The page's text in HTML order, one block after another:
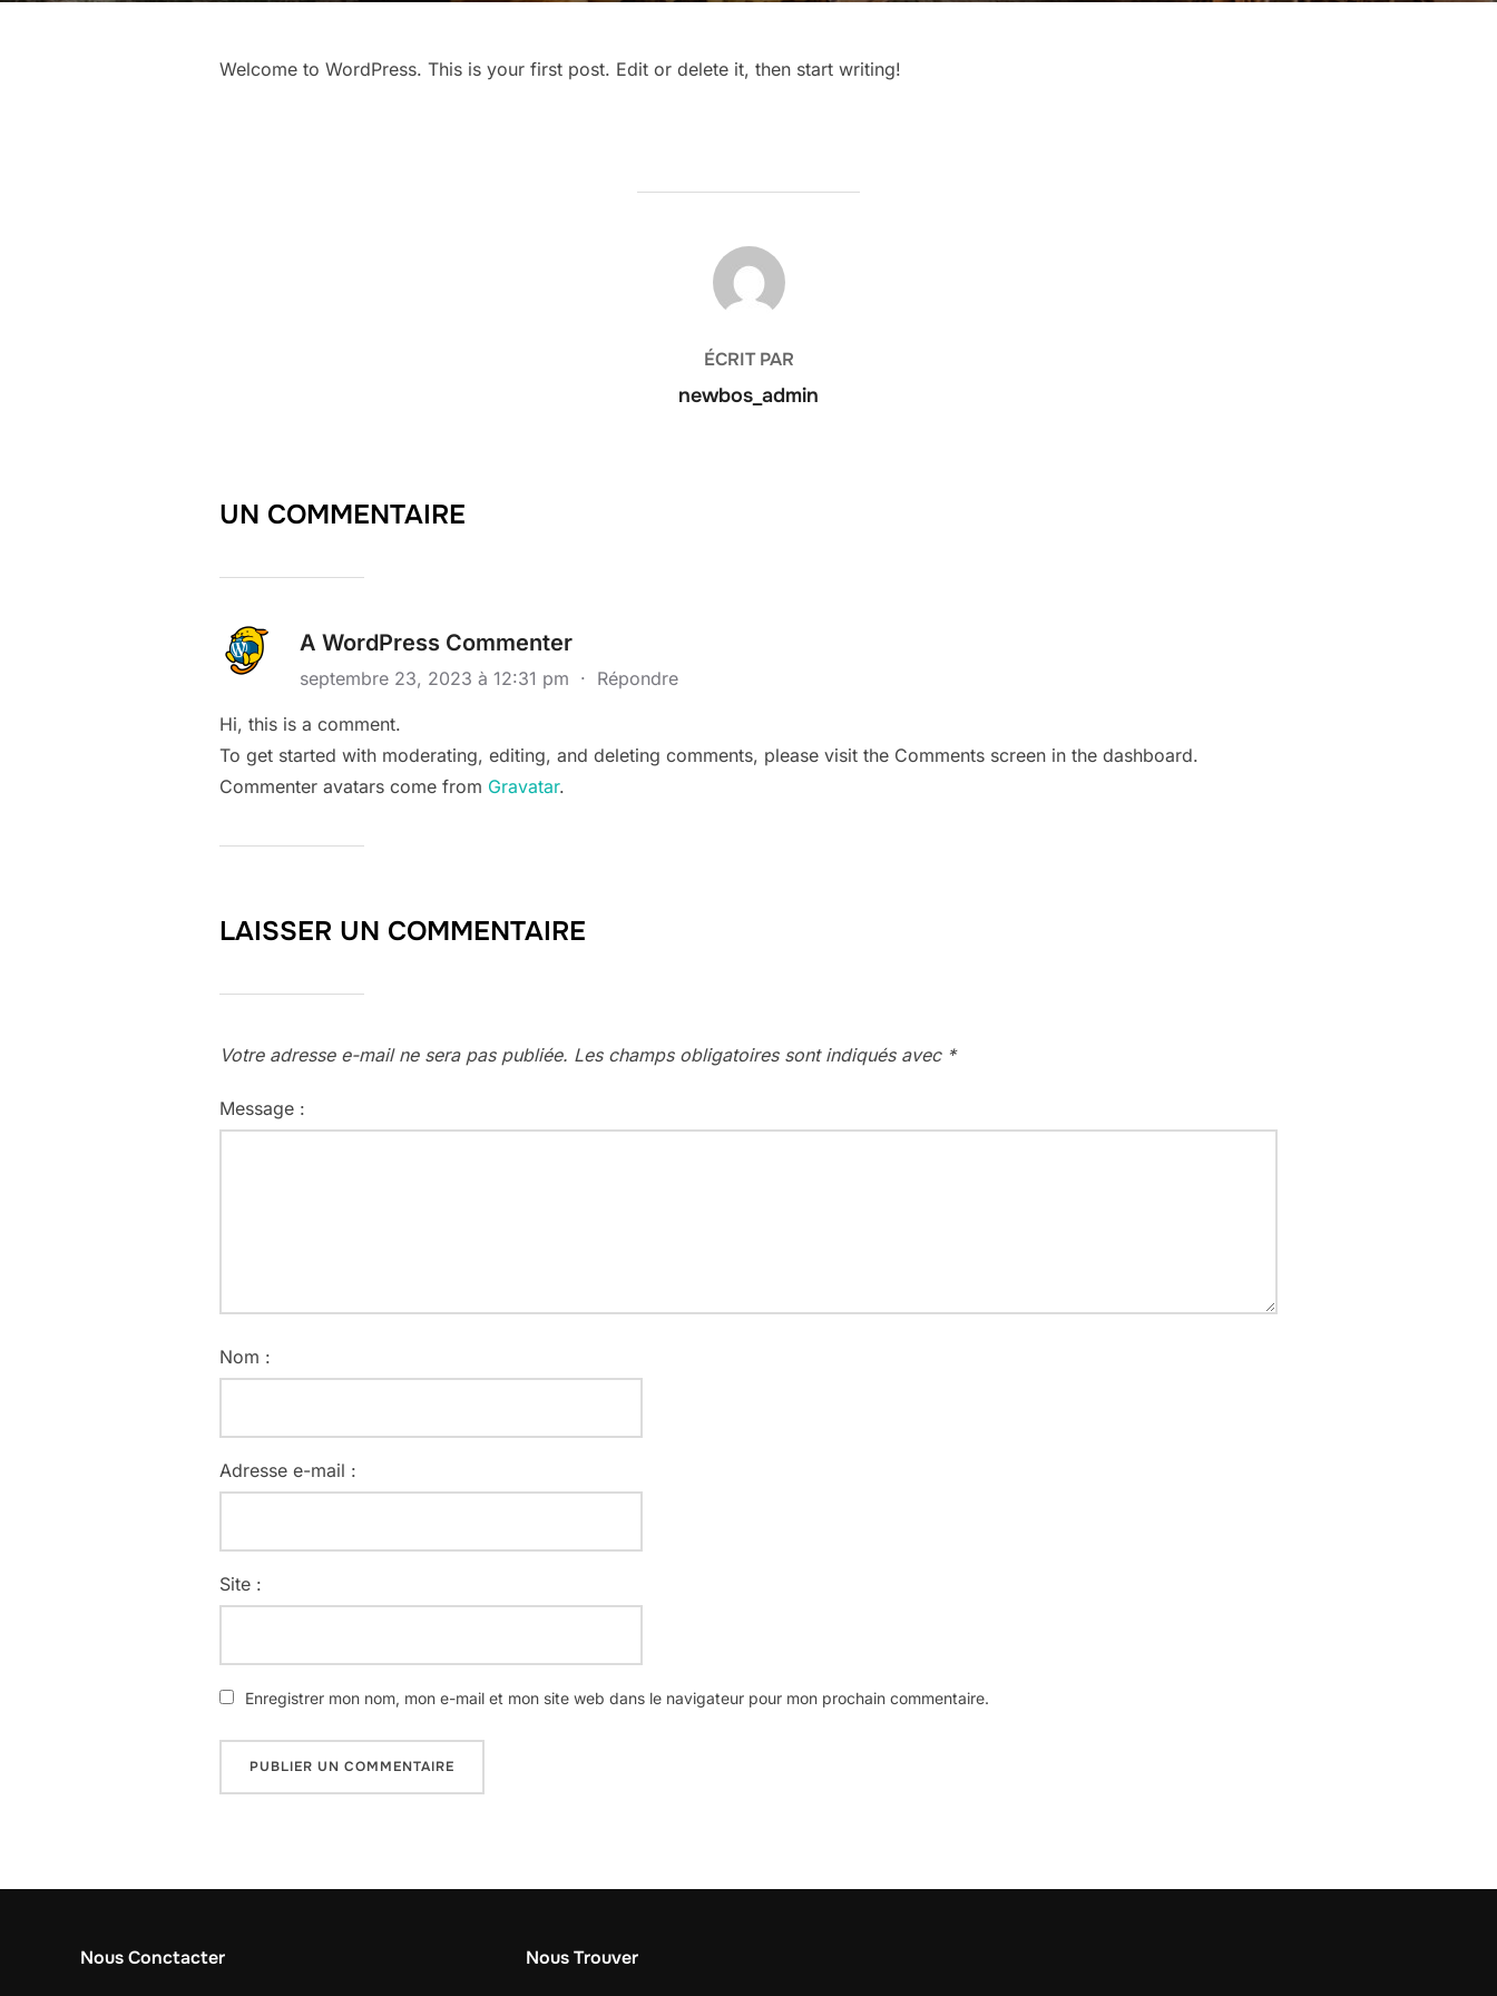
Welcome to WordPress. This is your first post. Edit or delete it, then start writing!
AUTEUR DE LA PUBLICATION
ÉCRIT PAR
newbos_admin
UN COMMENTAIRE
A WordPress Commenter
septembre 23, 2023 à 12:31 pm · Répondre
Hi, this is a comment.
To get started with moderating, editing, and deleting comments, please visit the Comments screen in the dashboard.
Commenter avatars come from Gravatar.
LAISSER UN COMMENTAIRE
Votre adresse e-mail ne sera pas publiée. Les champs obligatoires sont indiqués avec *
Message :
Nom :
Adresse e-mail :
Site :
Enregistrer mon nom, mon e-mail et mon site web dans le navigateur pour mon prochain commentaire.
Nous Conctacter Nous Trouver